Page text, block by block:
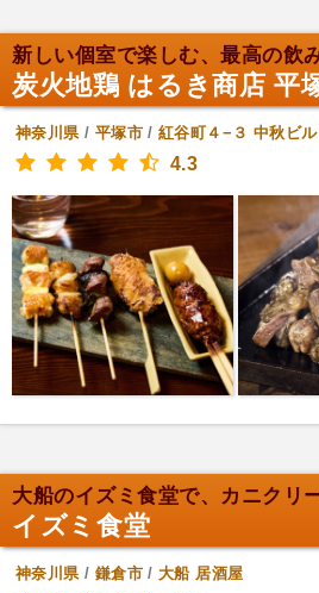
新しい個室で楽しむ、最高の飲
炭火地鶏 はるき商店 平
神奈川県/ 平塚市/紅谷町４−３ 中秋ビ
4.3
イズミ食堂
神奈川県/ 鎌倉市/大船 居酒屋